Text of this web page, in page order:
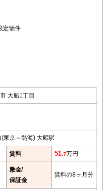
定物件
大船1丁目
東京～熱海) 大船駅
賃料 51.7万円
敷金/
保証金
賃料の8ヶ月分